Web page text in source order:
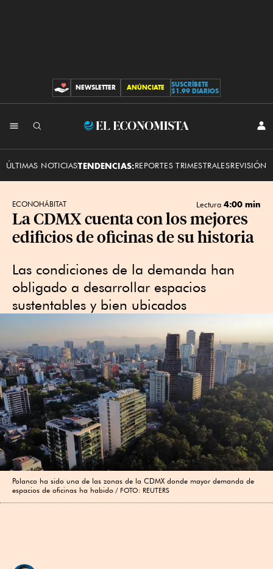
CONTRIBUCIONES
NEWSLETTER ANÚNCIATE
SUSCRÍBETE
$1.99 DIARIOS
El
ÚLTIMAS NOTICIASTENDENCIAS:REPORTES TRIMESTRALESREVISIÓN
ECONOHÁBITAT Lectura 4:00 min
La CDMX cuenta con los mejores
edificios de oficinas de su historia
Las condiciones de la demanda han
obligado a desarrollar espacios
sustentables y bien ubicados
Polanco ha sido una de las zonas de la CDMX donde mayor demanda de
espacios de oficinas ha habido
FOTO: REUTERS